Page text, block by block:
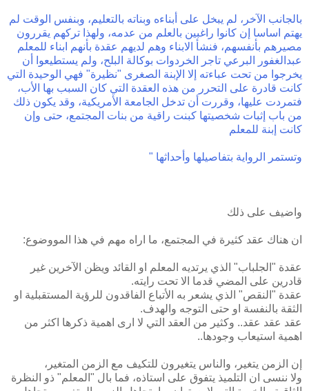
بالجانب الآخر، لم يبخل على أبناءه وبناته بالتعليم، وبنفس الوقت لم
يهتم اساسا إن كانوا راغبين بالعلم من عدمه، ولهذا تركهم يقررون
مصيرهم بأنفسهم، فنشأ الابناء وهم لديهم عقدة بأنهم ابناء للمعلم
عبدالغفور البرعي تاجر الخردوات بوكالة البلح، ولم يستطيعوا أن
يخرجوا من تحت عباءته إلا الإبنة الصغرى "نظيرة" فهي الوحيدة التي
كانت قادرة على التحرر من هذه العقدة التي كان السبب بها الأب،
فتمردت عليها، وقررت أن تدخل الجامعة الأمريكية، وقد يكون ذلك
من باب إثبات شخصيتها كبنت راقية من بنات المجتمع، حتى وإن
كانت إبنة للمعلم
وتستمر الرواية بتفاصيلها وأحداثها "
واضيف على ذلك
ان هناك عقد كثيرة في المجتمع، ما اراه مهم في هذا المووضوع:
عقدة "الجلباب" الذي يرتديه المعلم او القائد ويظن الآخرين غير
قادرين على المضي قدما الا تحت رايته.
عقدة "النقص" الذي يشعر به الأتباع الفاقدون للرؤية المستقبلية او
الثقة بالنفسة او حتى التوجه والهدف.
عقد عقد عقد.. وكثير من العقد التي لا ارى اهمية ذكرها اكثر من
اهمية استيعاب وجودها..
إن الزمن يتغير، والناس يتغيرون للتكيف مع الزمن المتغير،
ولا ننسى ان التلميذ يتفوق على استاذه، فما بال "المعلم" ذو النظرة